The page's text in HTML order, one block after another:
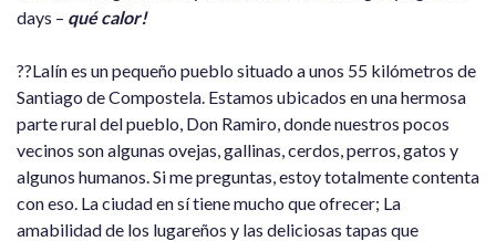
days – qué calor!
??Lalín es un pequeño pueblo situado a unos 55 kilómetros de
Santiago de Compostela. Estamos ubicados en una hermosa
parte rural del pueblo, Don Ramiro, donde nuestros pocos
vecinos son algunas ovejas, gallinas, cerdos, perros, gatos y
algunos humanos. Si me preguntas, estoy totalmente contenta
con eso. La ciudad en sí tiene mucho que ofrecer; La
amabilidad de los lugareños y las deliciosas tapas que